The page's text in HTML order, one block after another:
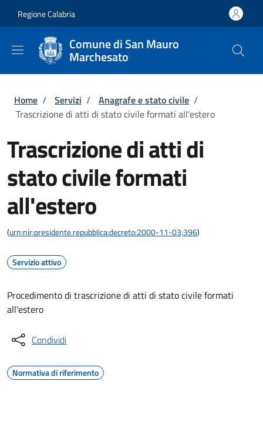
Regione Calabria
Comune di San Mauro
Marchesato
Briciole di pane
Home / Servizi / Anagrafe e stato civile /
Trascrizione di atti di stato civile formati all'estero
Trascrizione di atti di
stato civile formati
all'estero
(urn:nir:presidente.repubblica:decreto:2000-11-03;396)
Servizio attivo
Procedimento di trascrizione di atti di stato civile formati
all'estero
Condividi
Normativa di riferimento